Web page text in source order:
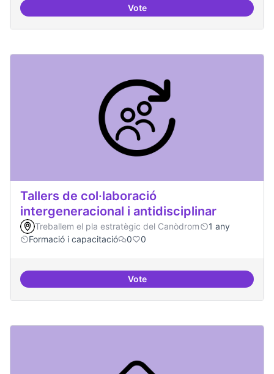
VoteConsolidar oferta antena
Tallers de col·laboració
intergeneracional i antidisciplinar
Treballem el pla estratègic del Canòdrom
1 any
Formació i capacitació
0 0
VoteTallers de col·laboració